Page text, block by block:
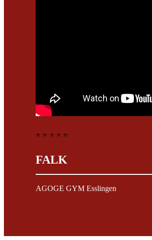
⭐ ⭐ ⭐ ⭐ ⭐
FALK
AGOGE GYM Esslingen